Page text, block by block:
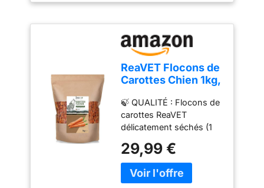
ReaVET Flocons de
Carottes Chien 1kg,
légumes Chiens
sans céréales, Barf
additif Chien
🍃 QUALITÉ : Flocons de
carottes ReaVET
délicatement séchés (1
et en fibres. Une bonne
source de glucides
lorsqu'il est nourri avec
29,99 €